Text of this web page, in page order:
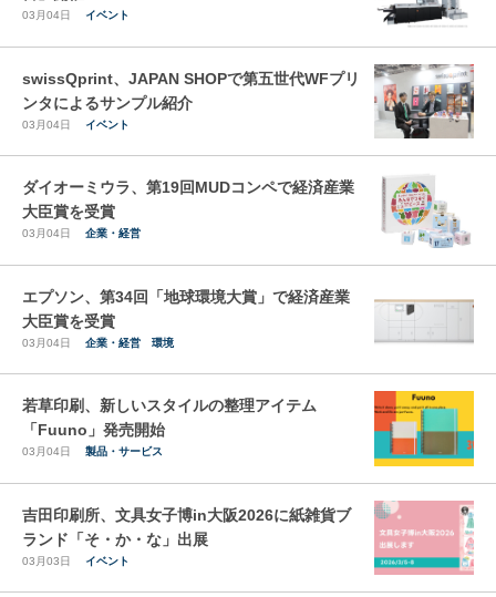
03月04日 イベント
swissQprint、JAPAN SHOPで第五世代WFプリ
ンタによるサンプル紹介
03月04日 イベント
ダイオーミウラ、第19回MUDコンペで経済産業
大臣賞を受賞
03月04日 企業・経営
エプソン、第34回「地球環境大賞」で経済産業
大臣賞を受賞
03月04日 企業・経営 環境
若草印刷、新しいスタイルの整理アイテム
「Fuuno」発売開始
03月04日 製品・サービス
吉田印刷所、文具女子博in大阪2026に紙雑貨ブ
ランド「そ・か・な」出展
03月03日 イベント